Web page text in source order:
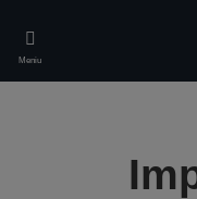
main
content
Meniu